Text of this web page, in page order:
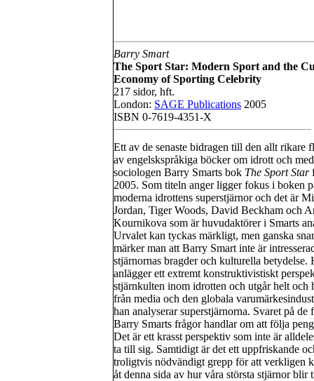
Barry Smart
The Sport Star: Modern Sport and the
Economy of Sporting Celebrity
217 sidor, hft.
London: SAGE Publications 2005
ISBN 0-7619-4351-X
Ett av de senaste bidragen till den allt rikare
av engelskspråkiga böcker om idrott och
sociologen Barry Smarts bok The Sport Star
2005. Som titeln anger ligger fokus i boken
moderna idrottens superstjärnor och det är
Jordan, Tiger Woods, David Beckham och
Kournikova som är huvudaktörer i Smarts
Urvalet kan tyckas märkligt, men ganska
märker man att Barry Smart inte är
stjärnornas bragder och kulturella betydelse.
anlägger ett extremt konstruktivistiskt
stjärnkulten inom idrotten och utgår helt och
från media och den globala
han analyserar superstjärnorna. Svaret på de
Barry Smarts frågor handlar om att följa
Det är ett krasst perspektiv som inte är
ta till sig. Samtidigt är det ett uppfriskande
troligtvis nödvändigt grepp för att verkligen
åt denna sida av hur våra största stjärnor blir